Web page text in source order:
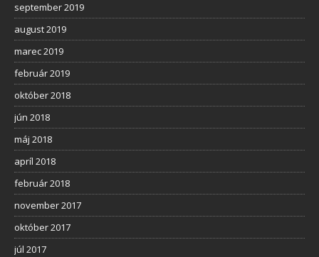
september 2019
august 2019
marec 2019
február 2019
október 2018
jún 2018
máj 2018
apríl 2018
február 2018
november 2017
október 2017
júl 2017